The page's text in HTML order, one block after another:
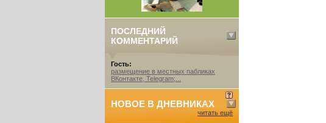
ПОСЛЕДНИЙ
КОММЕНТАРИЙ
Гость:
размещение в местных пабликах
ВКонтакте, Telegram;...
НОВОЕ В ДНЕВНИКАХ
читать ещё